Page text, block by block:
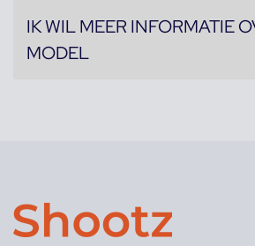
IK WIL MEER INFORMATIE
MODEL